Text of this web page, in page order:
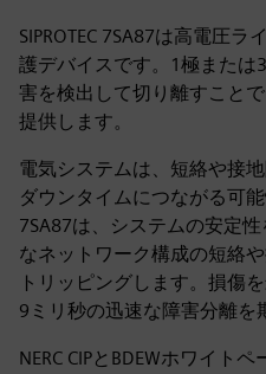
SIPROTEC 7SA87は高電圧
護デバイスです。1極または
害を検出して切り離すこと
提供します。
電気システムは、短絡や接
ダウンタイムにつながる可能
7SA87は、システムの安定
なネットワーク構成の短絡
トリッピングします。損傷
9ミリ秒の迅速な障害分離を
NERC CIPとBDEWホワイト